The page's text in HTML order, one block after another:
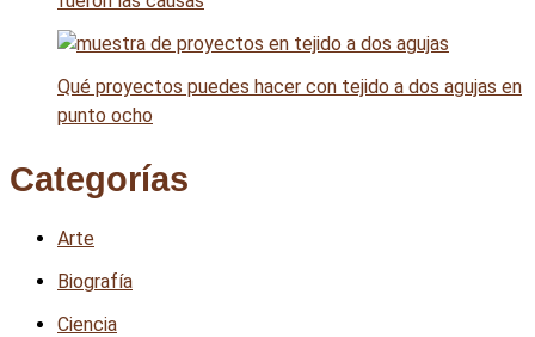
Qué proyectos puedes hacer con tejido a dos agujas en
punto ocho
Categorías
Arte
Biografía
Ciencia